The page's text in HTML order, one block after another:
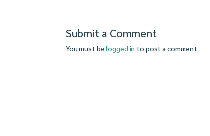
Submit a Comment
You must belogged in to post a comment.